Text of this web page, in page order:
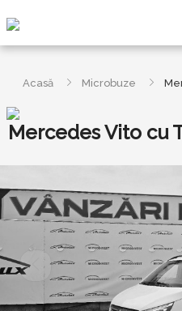
Acasă Microbuze
Mercedes Vito cu